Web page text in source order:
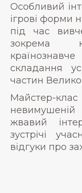
Особливий
ігрові форми
під час
зокрема
складання
частин
Майстер-
жвавий
зустрічі
відгуки про